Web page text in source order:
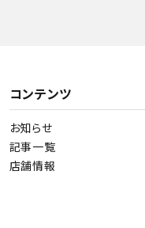
コンテンツ
お知らせ
記事一覧
店舗情報